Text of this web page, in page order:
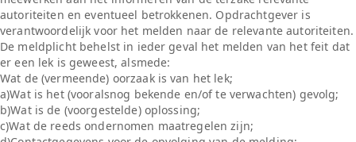
autoriteiten en eventueel betrokkenen. Opdrachtgever is
verantwoordelijk voor het melden naar de relevante autoriteiten.
De meldplicht behelst in ieder geval het melden van het feit dat
er een lek is geweest, alsmede:
Wat de (vermeende) oorzaak is van het lek;
a)Wat is het (vooralsnog bekende en/of te verwachten) gevolg;
b)Wat is de (voorgestelde) oplossing;
c)Wat de reeds ondernomen maatregelen zijn;